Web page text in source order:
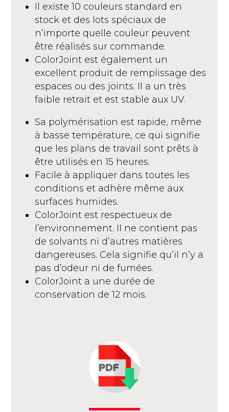
Il existe 10 couleurs standard en
stock et des lots spéciaux de
n’importe quelle couleur peuvent
être réalisés sur commande.
ColorJoint est également un
excellent produit de remplissage des
espaces ou des joints. Il a un très
faible retrait et est stable aux UV.
Sa polymérisation est rapide, même
à basse température, ce qui signifie
que les plans de travail sont prêts à
être utilisés en 15 heures.
Facile à appliquer dans toutes les
conditions et adhère même aux
surfaces humides.
ColorJoint est respectueux de
l’environnement. Il ne contient pas
de solvants ni d’autres matières
dangereuses. Cela signifie qu’il n’y a
pas d’odeur ni de fumées.
ColorJoint a une durée de
conservation de 12 mois.